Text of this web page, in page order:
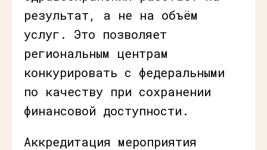
результат, а не на объём
услуг. Это позволяет
региональным центрам
конкурировать с федеральными
по качеству при сохранении
финансовой доступности.
Аккредитация мероприятия